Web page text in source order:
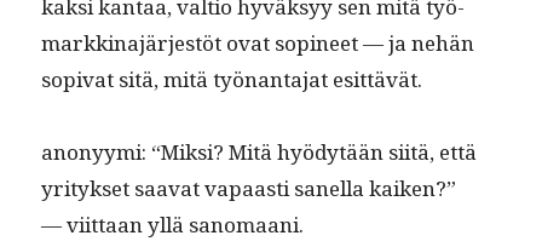
kak­si kan­taa, val­tio hyväksyy sen mitä työ­
markki­na­jär­jestöt ovat sopi­neet — ja nehän
sopi­vat sitä, mitä työ­nan­ta­jat esittävät.
anonyy­mi: “Mik­si? Mitä hyödytään siitä, että
yri­tyk­set saa­vat vapaasti sanel­la kaiken?”
— viit­taan yllä sanomaani.